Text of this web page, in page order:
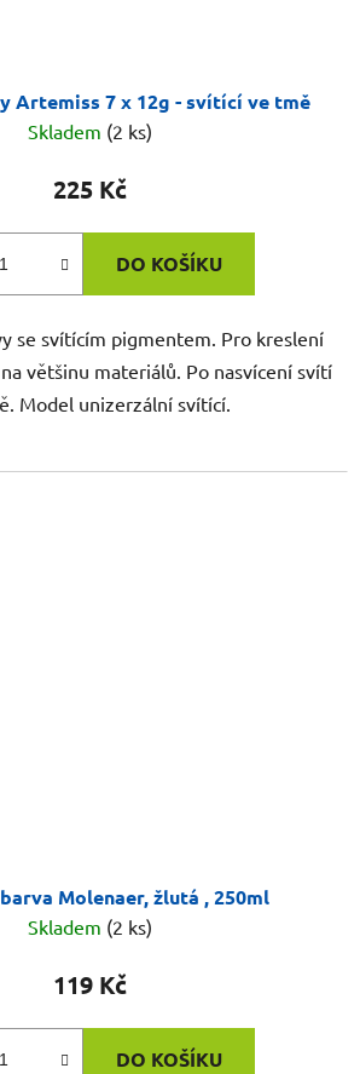
Artemiss 7 x 12g - svítící ve tmě
Skladem (2 ks)
225 Kč
DO KOŠÍKU
se svítícím pigmentem. Pro kreslení
většinu materiálů. Po nasvícení svítí
Model unizerzální svítící.
Molenaer, žlutá , 250ml
Skladem (2 ks)
119 Kč
DO KOŠÍKU